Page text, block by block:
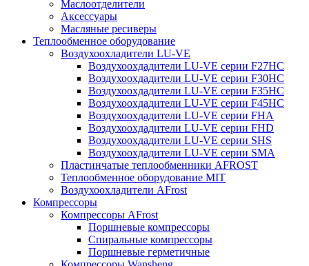
Маслоотделители
Аксессуары
Масляные ресиверы
Теплообменное оборудование
Воздухоохладители LU-VE
Воздухоохдадители LU-VE серии F27HC
Воздухоохдадители LU-VE серии F30HC
Воздухоохдадители LU-VE серии F35HC
Воздухоохдадители LU-VE серии F45HC
Воздухоохдадители LU-VE серии FHA
Воздухоохдадители LU-VE серии FHD
Воздухоохдадители LU-VE серии SHS
Воздухоохдадители LU-VE серии SMA
Пластинчатые теплообменники AFROST
Теплообменное оборудование MIT
Воздухоохладители AFrost
Компрессоры
Компрессоры AFrost
Поршневые компрессоры
Спиральные компрессоры
Поршневые герметичные